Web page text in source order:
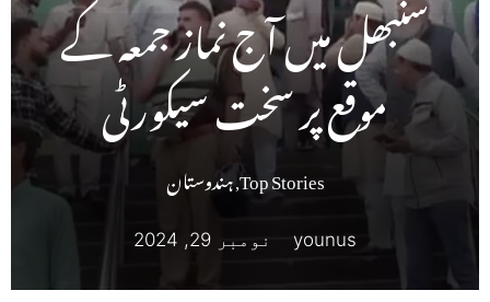
سنبھل میں آج نماز جمعہ کے
موقع پر سخت سیکورٹی
Top Stories
,ہندوستان
younus نومبر 29, 2024